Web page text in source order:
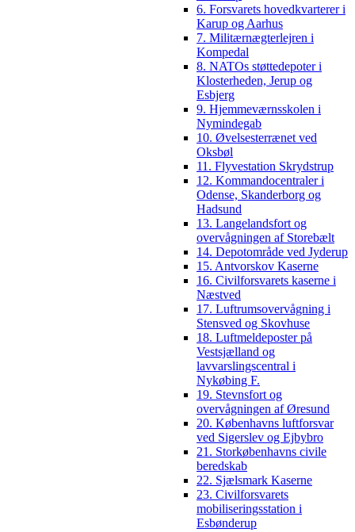
6. Forsvarets hovedkvarterer i
Karup og Aarhus
7. Militærnægterlejren i
Kompedal
8. NATOs støttedepoter i
Klosterheden, Jerup og
Esbjerg
9. Hjemmeværnsskolen i
Nymindegab
10. Øvelsesterrænet ved
Oksbøl
11. Flyvestation Skrydstrup
12. Kommandocentraler i
Odense, Skanderborg og
Hadsund
13. Langelandsfort og
overvågningen af Storebælt
14. Depotområde ved Jyderup
15. Antvorskov Kaserne
16. Civilforsvarets kaserne i
Næstved
17. Luftrumsovervågning i
Stensved og Skovhuse
18. Luftmeldeposter på
Vestsjælland og
lavvarslingscentral i
Nykøbing F.
19. Stevnsfort og
overvågningen af Øresund
20. Københavns luftforsvar
ved Sigerslev og Ejbybro
21. Storkøbenhavns civile
beredskab
22. Sjælsmark Kaserne
23. Civilforsvarets
mobiliseringsstation i
Esbønderup